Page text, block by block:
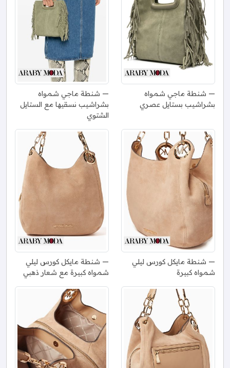
شنطة ماجي شمواه
بشراشيب بستايل عصري
شنطة ماجي شمواه
بشراشيب نسقيها مع الستايل
الشتوي
شنطة مايكل كورس ليلي
شمواه كبيرة
شنطة مايكل كورس ليلي
شمواه كبيرة مع شعار ذهبي